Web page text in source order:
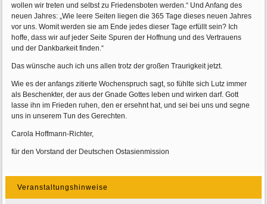
wollen wir treten und selbst zu Friedensboten werden.“ Und Anfang des
neuen Jahres: „Wie leere Seiten liegen die 365 Tage dieses neuen Jahres
vor uns. Womit werden sie am Ende jedes dieser Tage erfüllt sein? Ich
hoffe, dass wir auf jeder Seite Spuren der Hoffnung und des Vertrauens
und der Dankbarkeit finden.“
Das wünsche auch ich uns allen trotz der großen Traurigkeit jetzt.
Wie es der anfangs zitierte Wochenspruch sagt, so fühlte sich Lutz immer
als Beschenkter, der aus der Gnade Gottes leben und wirken darf. Gott
lasse ihn im Frieden ruhen, den er ersehnt hat, und sei bei uns und segne
uns in unserem Tun des Gerechten.
Carola Hoffmann-Richter,
für den Vorstand der Deutschen Ostasienmission
Veranstaltungshinweise